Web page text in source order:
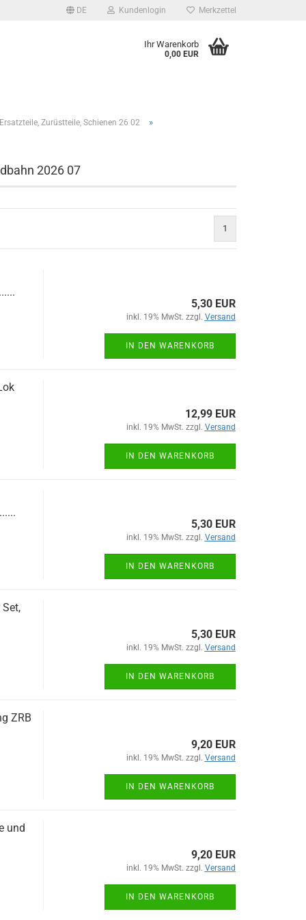
DE Kundenlogin Merkzettel
Ihr Warenkorb
0,00 EUR
Zurüstteile, Schienen 26 02 »
2026 07
1
5,30 EUR
inkl. 19% MwSt. zzgl. Versand
IN DEN WARENKORB
12,99 EUR
inkl. 19% MwSt. zzgl. Versand
IN DEN WARENKORB
5,30 EUR
inkl. 19% MwSt. zzgl. Versand
IN DEN WARENKORB
5,30 EUR
inkl. 19% MwSt. zzgl. Versand
IN DEN WARENKORB
ZRB
9,20 EUR
inkl. 19% MwSt. zzgl. Versand
IN DEN WARENKORB
und
9,20 EUR
inkl. 19% MwSt. zzgl. Versand
IN DEN WARENKORB